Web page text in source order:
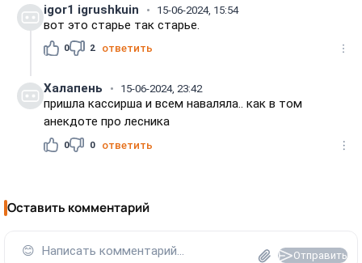
igor1 igrushkuin 15-06-2024, 15:54
вот это старье так старье.
0 2 ответить
Халапень 15-06-2024, 23:42
пришла кассирша и всем наваляла.. как в том
анекдоте про лесника
0 0 ответить
Оставить комментарий
😊 Написать комментарий... Отправить